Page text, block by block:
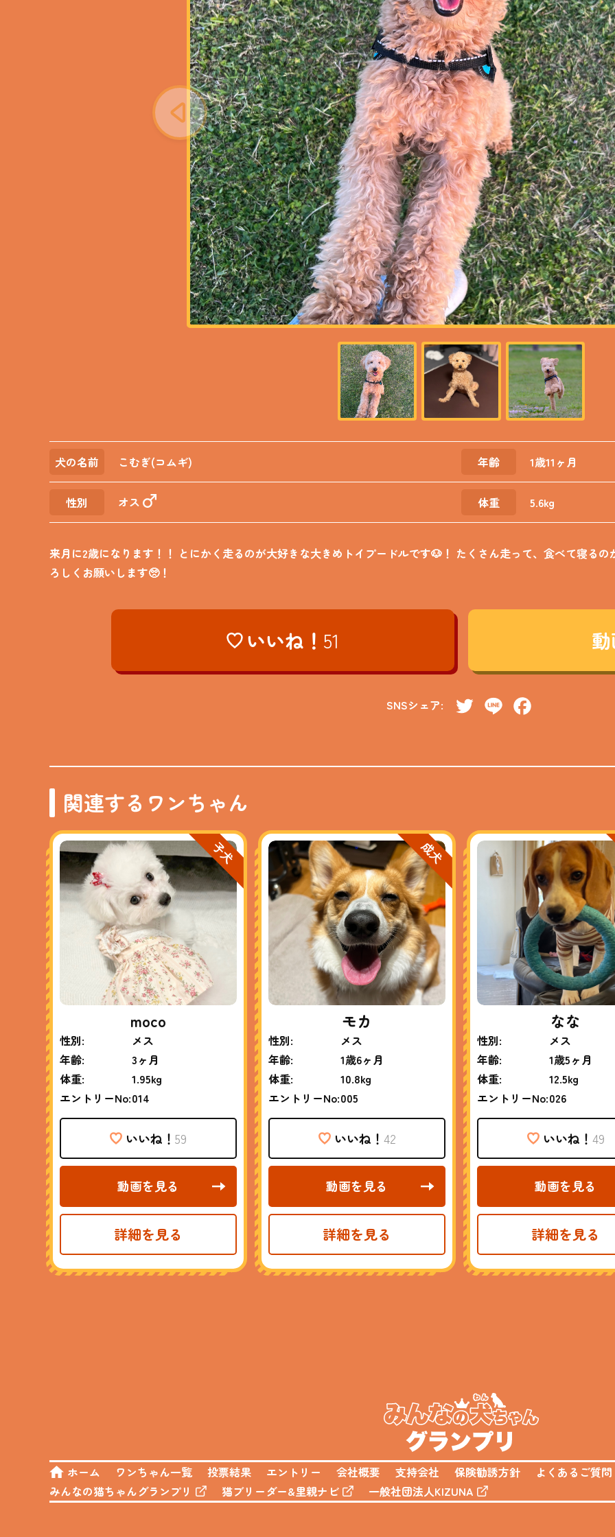
犬の名前 こむぎ(コムギ) 年齢 1歳11ヶ月
性別 オス 体重 5.6kg
来月に2歳になります！！ とにかく走るのが大好きな大きめトイプードルです🐶！ たくさん走って、食べて寝る
ろしくお願いします🥺！
いいね！ 51
SNSシェア: TwitterLine
関連するワンちゃん
moco
性別:
メス
年齢:
3ヶ月
体重:
1.95kg
エントリーNo:014
いいね！ 59
動画を見る
詳細を見る
モカ
性別:
メス
年齢:
1歳6ヶ月
体重:
10.8kg
エントリーNo:005
いいね！ 42
動画を見る
詳細を見る
なな
性別:
メス
年齢:
1歳5ヶ月
体重:
12.5kg
エントリーNo:026
いいね！ 49
動画を見る
詳細を見る
ホーム ワンちゃん一覧 投票結果 エントリー 会社概要 支持会社 保険勧誘方針
よくあるご質問
みんなの猫ちゃんグランプリ
猫ブリーダー&里親ナビ 一般社団法人KIZUNA